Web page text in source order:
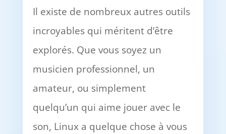
Il existe de nombreux autres outils
incroyables qui méritent d’être
explorés. Que vous soyez un
musicien professionnel, un
amateur, ou simplement
quelqu’un qui aime jouer avec le
son, Linux a quelque chose à vous